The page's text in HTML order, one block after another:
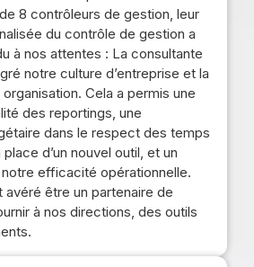
8 contrôleurs de gestion, leur
du contrôle de gestion a
à nos attentes : La consultante
notre culture d’entreprise et la
Cela a permis une
des reportings, une
dans le respect des temps
d’un nouvel outil, et un
efficacité opérationnelle.
avéré être un partenaire de
à nos directions, des outils